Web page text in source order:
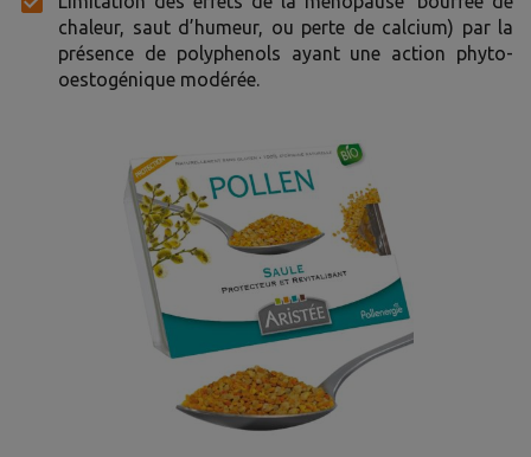
chaleur, saut d’humeur, ou perte de calcium) par la
présence de polyphenols ayant une action phyto-
oestogénique modérée.